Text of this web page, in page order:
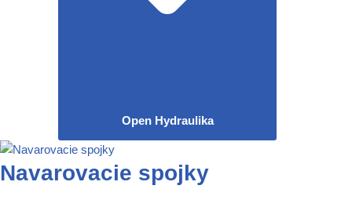
Open Hydraulika
Navarovacie spojky